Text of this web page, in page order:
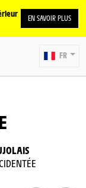
EN SAVOIR PLUS
FR